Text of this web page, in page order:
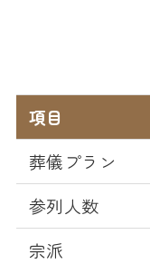
項目
葬儀プラン
参列人数
宗派